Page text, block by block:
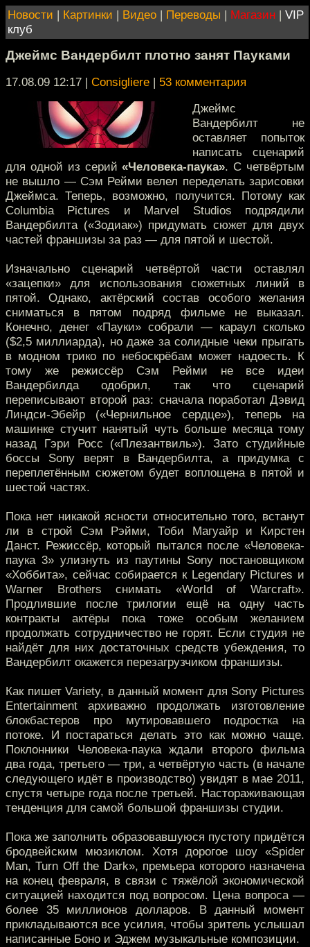
Новости | Картинки | Видео | Переводы | Магазин | VIP
клуб
Джеймс Вандербилт плотно занят Пауками
17.08.09 12:17 | Consigliere | 53 комментария
Джеймс
Вандербилт не
оставляет попыток
написать сценарий
для одной из серий«Человека-паука». C четвёртым
не вышло — Сэм Рейми велел переделать зарисовки
Джеймса. Теперь, возможно, получится. Потому как
Columbia Pictures и Marvel Studios подрядили
Вандербилта («Зодиак») придумать сюжет для двух
частей франшизы за раз — для пятой и шестой.
Изначально сценарий четвёртой части оставлял
«зацепки» для использования сюжетных линий в
пятой. Однако, актёрский состав особого желания
сниматься в пятом подряд фильме не выказал.
Конечно, денег «Пауки» собрали — караул сколько
($2,5 миллиарда), но даже за солидные чеки прыгать
в модном трико по небоскрёбам может надоесть. К
тому же режиссёр Сэм Рейми не все идеи
Вандербилда одобрил, так что сценарий
переписывают второй раз: сначала поработал Дэвид
Линдси-Эбейр («Чернильное сердце»), теперь на
машинке стучит нанятый чуть больше месяца тому
назад Гэри Росс («Плезантвиль»). Зато студийные
боссы Sony верят в Вандербилта, а придумка с
переплетённым сюжетом будет воплощена в пятой и
шестой частях.
Пока нет никакой ясности относительно того, встанут
ли в строй Сэм Рэйми, Тоби Магуайр и Кирстен
Данст. Режиссёр, который пытался после «Человека-
паука 3» улизнуть из паутины Sony постановщиком
«Хоббита», сейчас собирается к Legendary Pictures и
Warner Brothers снимать «World of Warcraft».
Продлившие после трилогии ещё на одну часть
контракты актёры пока тоже особым желанием
продолжать сотрудничество не горят. Если студия не
найдёт для них достаточных средств убеждения, то
Вандербилт окажется перезагрузчиком франшизы.
Как пишет Variety, в данный момент для Sony Pictures
Entertainment архиважно продолжать изготовление
блокбастеров про мутировавшего подростка на
потоке. И постараться делать это как можно чаще.
Поклонники Человека-паука ждали второго фильма
два года, третьего — три, а четвёртую часть (в начале
следующего идёт в производство) увидят в мае 2011,
спустя четыре года после третьей. Настораживающая
тенденция для самой большой франшизы студии.
Пока же заполнить образовавшуюся пустоту придётся
бродвейским мюзиклом. Хотя дорогое шоу «Spider
Man, Turn Off the Dark», премьера которого назначена
на конец февраля, в связи с тяжёлой экономической
ситуацией находится под вопросом. Цена вопроса —
более 35 миллионов долларов. В данный момент
прикладываются все усилия, чтобы зритель услышал
написанные Боно и Эджем музыкальные композиции.